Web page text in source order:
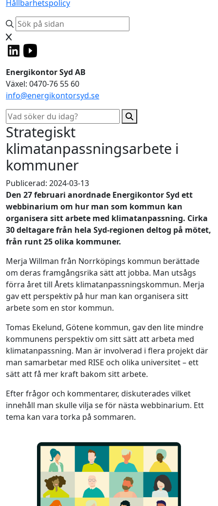
Hållbarhetspolicy
Energikontor Syd AB
Växel: 0470-76 55 60
info@energikontorsyd.se
Strategiskt
klimatanpassningsarbete i
kommuner
Publicerad: 2024-03-13
Den 27 februari anordnade Energikontor Syd ett
webbinarium om hur man som kommun kan
organisera sitt arbete med klimatanpassning. Cirka
30 deltagare från hela Syd-regionen deltog på mötet,
från runt 25 olika kommuner.
Merja Willman från Norrköpings kommun berättade
om deras framgångsrika sätt att jobba. Man utsågs
förra året till Årets klimatanpassningskommun. Merja
gav ett perspektiv på hur man kan organisera sitt
arbete som en stor kommun.
Tomas Ekelund, Götene kommun, gav den lite mindre
kommunens perspektiv om sitt sätt att arbeta med
klimatanpassning. Man är involverad i flera projekt där
man samarbetar med RISE och olika universitet – ett
sätt att få mer kraft bakom sitt arbete.
Efter frågor och kommentarer, diskuterades vilket
innehåll man skulle vilja se för nästa webbinarium. Ett
tema kan vara torka på sommaren.